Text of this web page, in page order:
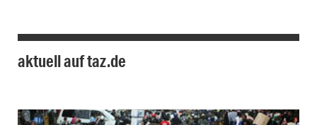
aktuell auf taz.de